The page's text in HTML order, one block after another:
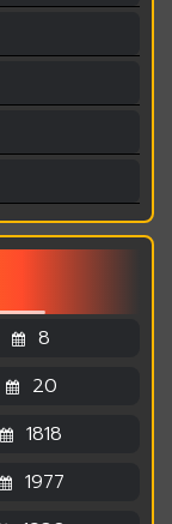
8
20
1818
1977